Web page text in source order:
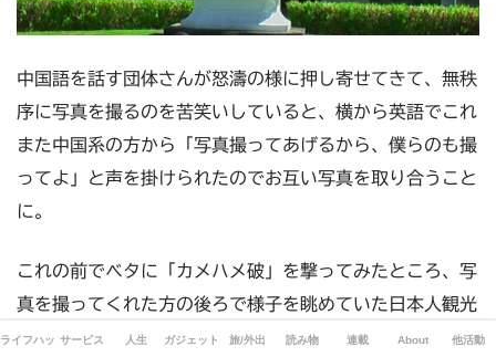
中国語を話す団体さんが怒濤の様に押し寄せてきて、無秩
序に写真を撮るのを苦笑いしていると、横から英語でこれ
また中国系の方から「写真撮ってあげるから、僕らのも撮
ってよ」と声を掛けられたのでお互い写真を取り合うこと
に。
これの前でベタに「カメハメ破」を撃ってみたところ、写
真を撮ってくれた方の後ろで様子を眺めていた日本人観光
客に「あれは恥ずかしくて出来ないわ」と言われる始末。
ライフハックサービス 人生 ガジェット 旅/外出 読み物 連載 About 他活動